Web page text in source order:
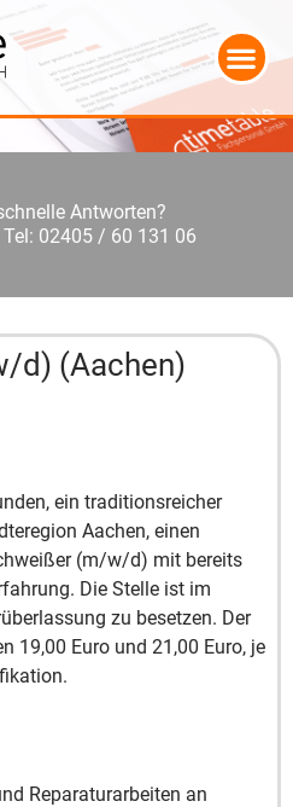
Antworten?
02405 / 60 131 06
d) (Aachen)
ein traditionsreicher
Aachen, einen
(m/w/d) mit bereits
Die Stelle ist im
zu besetzen. Der
19,00 Euro und 21,00 Euro, je
Reparaturarbeiten an